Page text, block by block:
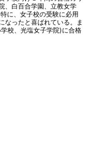
、白百合学園、立教女学
に、女子校の受験に必用
なったと喜ばれている。ま
校、光塩女子学院)に合格